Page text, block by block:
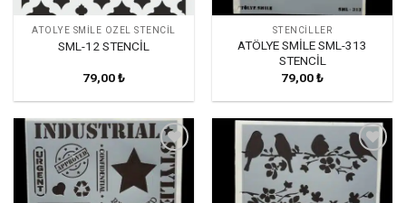
ATÖLYE SMILE ÖZEL STENCIL
SML-12 STENCİL
79,00₺
STENCILLER
ATÖLYE SMİLE SML-313
STENCİL
79,00₺
Favorilerime
Ekle
Favorilerime
Ekle